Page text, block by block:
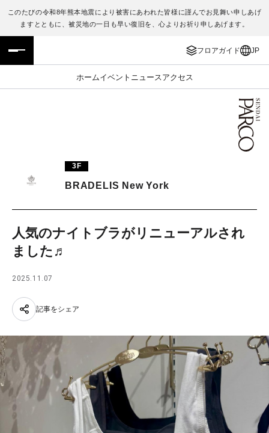
このたびの令和8年熊本地震により被害にあわれた皆様に謹んでお見舞い申しあげ
ますとともに、被災地の一日も早い復旧を、心よりお祈り申しあげます。
フロアガイド JP
ホームイベント ニュース アクセス
フロアガイド
施設案内・アクセス
TAX FREE
JP
ENGLISH
繁体字
日本語
3F
BRADELIS New York
人気のナイトブラがリニューアルされ
ました♬
2025.11.07
記事をシェア